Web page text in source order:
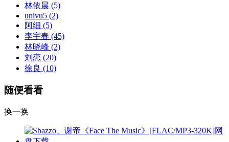
林依晨 (5)
univu5 (2)
阿细 (5)
李宇春 (45)
林晓峰 (2)
刘恋 (20)
徐良 (10)
随便看看
换一换